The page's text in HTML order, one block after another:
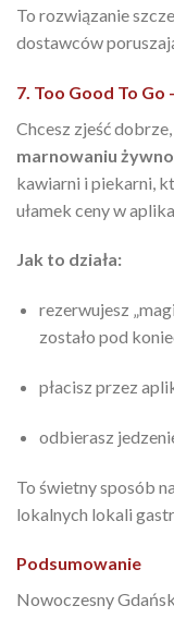
To rozwiązanie
dostawców
7. Too Good To
Chcesz zjeść
marnowaniu
kawiarni i piekarni,
ułamek ceny w
Jak to działa:
rezerwujesz
zostało pod
płacisz przez
odbierasz
To świetny sposób
lokalnych lokali
Podsumowanie
Nowoczesny